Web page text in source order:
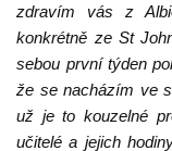
zdravím vás z
konkrétně ze St
sebou první týden
že se nacházím ve
už je to kouzelné
učitelé a jejich